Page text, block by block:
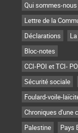
Qui sommes-nous
Lettre de la
Déclarations
Bloc-notes
CCI-POI et TCI-
Sécurité sociale
Foulard-voile-
Chroniques d'une
Palestine
Pays